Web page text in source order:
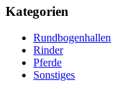
Kategorien
Rundbogenhallen
Rinder
Pferde
Sonstiges